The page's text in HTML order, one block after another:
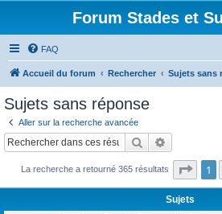
Forum Stades et
FAQ
Accueil du forum Rechercher Sujets sans
Sujets sans réponse
Aller sur la recherche avancée
Rechercher
La recherche a retourné 365 résultats Page
1
Sujets